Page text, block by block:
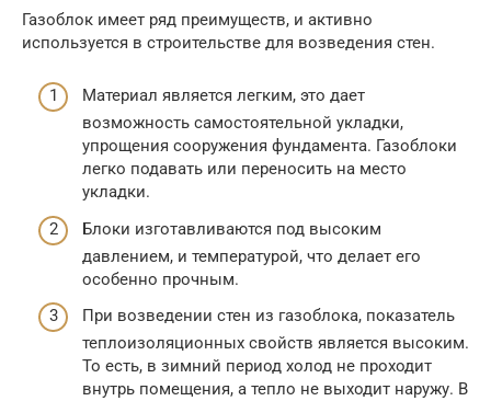
Газоблок имеет ряд преимуществ, и активно
используется в строительстве для возведения стен.
Материал является легким, это дает
возможность самостоятельной укладки,
упрощения сооружения фундамента. Газоблоки
легко подавать или переносить на место
укладки.
Блоки изготавливаются под высоким
давлением, и температурой, что делает его
особенно прочным.
При возведении стен из газоблока, показатель
теплоизоляционных свойств является высоким.
То есть, в зимний период холод не проходит
внутрь помещения, а тепло не выходит наружу. В